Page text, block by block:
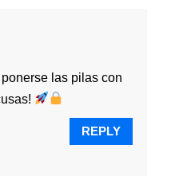
las pilas con
REPLY